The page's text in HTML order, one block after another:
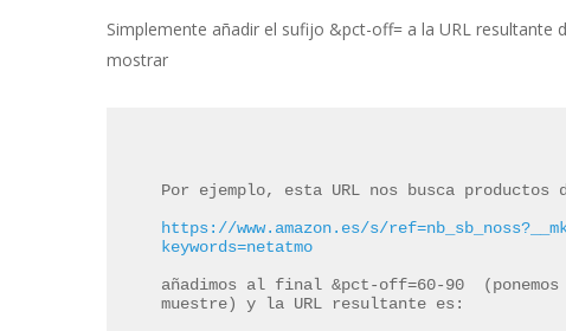
Simplemente añadir el sufijo &pct-off= a la URL
mostrar
Por ejemplo, esta URL nos busca productos
https://www.amazon.es/s/
keywords=netatmo
añadimos al final &pct-off=60-90  (ponemos
muestre) y la URL resultante es: